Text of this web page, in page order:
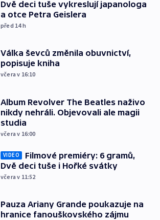
Dvě deci tuše vykreslují japanologa
a otce Petra Geislera
před 14h
Válka ševců změnila obuvnictví,
popisuje kniha
včera v 16:10
Album Revolver The Beatles naživo
nikdy nehráli. Objevovali ale magii
studia
včera v 16:00
VIDEO
Filmové premiéry: 6 gramů,
Dvě deci tuše i Hořké svátky
včera v 11:52
Pauza Ariany Grande poukazuje na
hranice fanouškovského zájmu